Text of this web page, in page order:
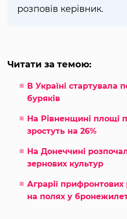
розповів керівник.
Читати за темою:
В Україні стартувала
буряків
На Рівненщині площі
зростуть на 26%
На Донеччині
зернових культур
Аграрії прифронтових
на полях у